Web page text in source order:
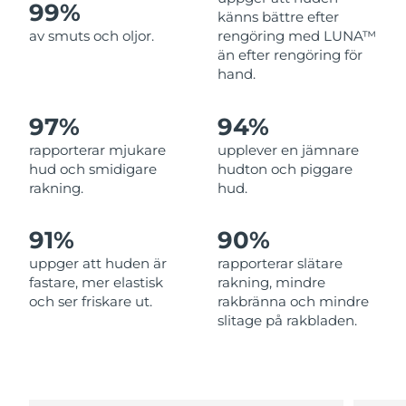
99%
av smuts och oljor.
känns bättre efter
rengöring med LUNA™
än efter rengöring för
hand.
97%
rapporterar mjukare
hud och smidigare
rakning.
94%
upplever en jämnare
hudton och piggare
hud.
91%
uppger att huden är
fastare, mer elastisk
och ser friskare ut.
90%
rapporterar slätare
rakning, mindre
rakbränna och mindre
slitage på rakbladen.
Filippinerna Förväntad leverans8/13/26
Förväntad leverans8/11/26
Puerto Rico Förväntad leverans8/12/26
Qatar Förväntad leverans
Réunion Förväntad leverans
Rumänien Förväntad leverans
Förväntad leverans8/18/26